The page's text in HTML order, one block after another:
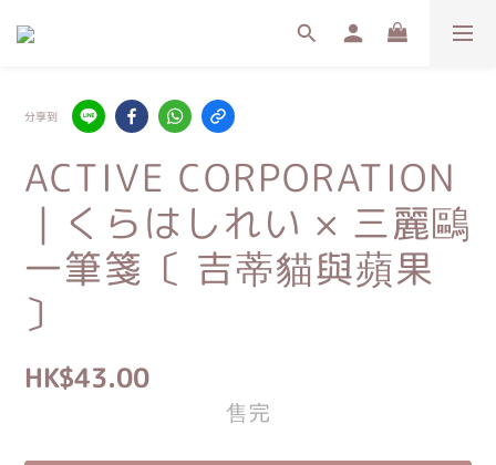
分享到
ACTIVE CORPORATION
｜くらはしれい × 三麗鷗
一筆箋〔 吉蒂貓與蘋果
〕
HK$43.00
售完